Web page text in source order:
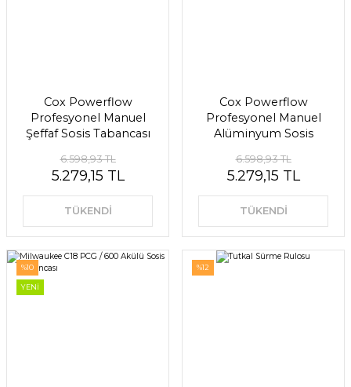
Cox Powerflow
Profesyonel Manuel
Şeffaf Sosis Tabancası
6.598,93 TL
5.279,15 TL
TÜKENDİ
Cox Powerflow
Profesyonel Manuel
Alüminyum Sosis
6.598,93 TL
5.279,15 TL
TÜKENDİ
%10
YENİ
%12